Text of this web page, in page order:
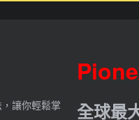
讓你輕鬆掌
全球最